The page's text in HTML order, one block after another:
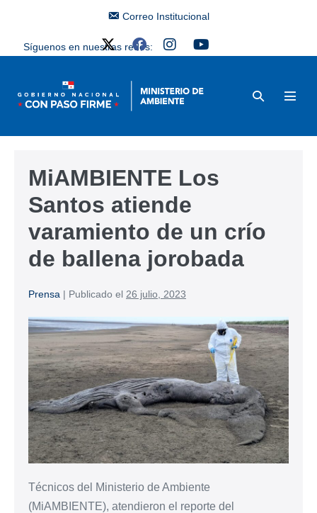
Correo Institucional
Síguenos en nuestras redes:
MiAMBIENTE Los
Santos atiende
varamiento de un crío
de ballena jorobada
Prensa | Publicado el 26 julio, 2023
Técnicos del Ministerio de Ambiente
(MiAMBIENTE), atendieron el reporte del